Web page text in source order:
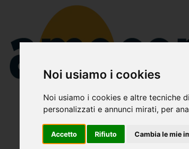
Noi usiamo i cookies
Noi usiamo i cookies e altre tecniche
personalizzati e annunci mirati, per
Accetto Rifiuto Cambia le mie